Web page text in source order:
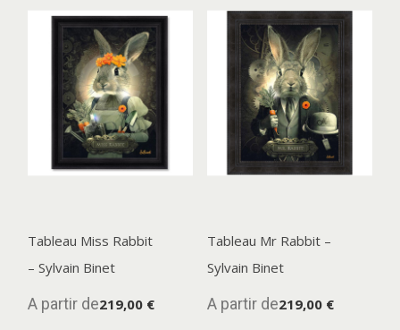
Tableau Miss Rabbit
– Sylvain Binet
A partir de219,00 €
Tableau Mr Rabbit –
Sylvain Binet
A partir de219,00 €